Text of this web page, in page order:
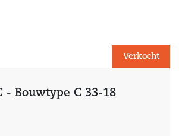
Verkocht
- Bouwtype C 33-18